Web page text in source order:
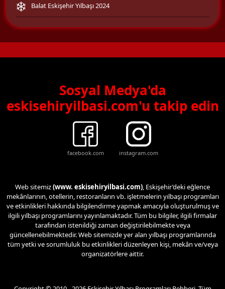
Balat Eskişehir Yılbaşı 2024
Sosyal Medya'da
eskisehiryilbasi.com'u takip edin
facebook.com instagram.com
Web sitemiz(www. eskisehiryilbasi.com), Eskişehir’deki eğlence
mekânlarının, otellerin, restoranların vb. işletmelerin yılbaşı programları
ve etkinlikleri hakkında bilgilendirme yapmak amacıyla oluşturulmuş ve
ilgili yılbaşı programlarını yayınlamaktadır. Tüm bu bilgiler, ilgili firmalar
tarafından istenildiği zaman değiştirilebilmekte veya
güncellenebilmektedir. Web sitemizde yer alan yılbaşı programlarında
tüm yetki ve sorumluluk bu etkinlikleri düzenleyen kişi, mekân ve/veya
organizatörlere aittir.